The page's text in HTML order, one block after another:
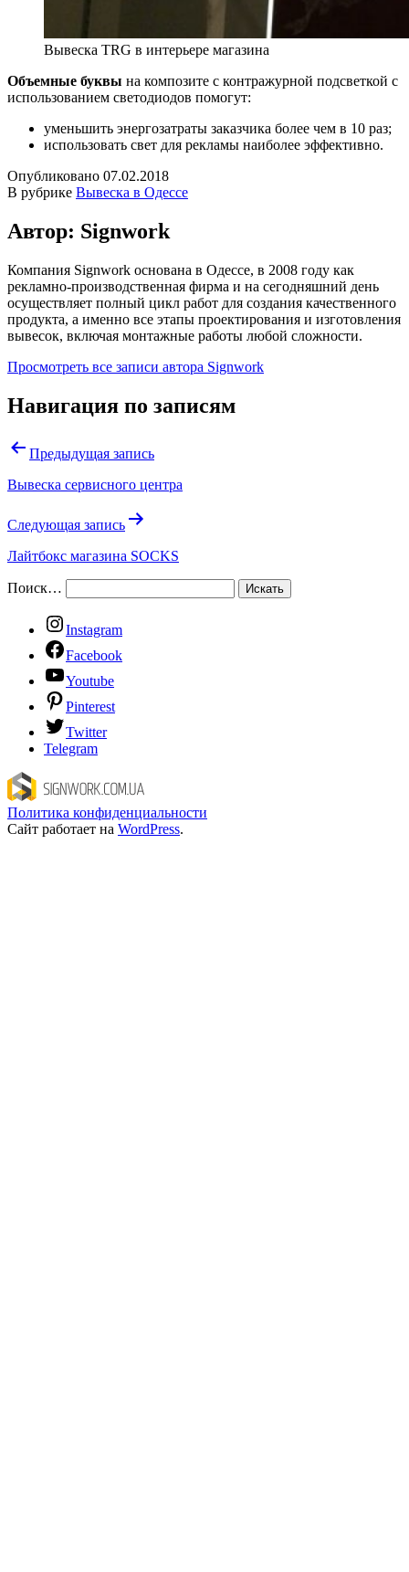
Вывеска TRG в интерьере магазина
Объемные буквы на композите с контражурной подсветкой с
использованием светодиодов помогут:
уменьшить энергозатраты заказчика более чем в 10 раз;
использовать свет для рекламы наиболее эффективно.
Опубликовано 07.02.2018
В рубрике Вывеска в Одессе
Автор: Signwork
Компания Signwork основана в Одессе, в 2008 году как
рекламно-производственная фирма и на сегодняшний день
осуществляет полный цикл работ для создания качественного
продукта, а именно все этапы проектирования и изготовления
вывесок, включая монтажные работы любой сложности.
Просмотреть все записи автора Signwork
Навигация по записям
Предыдущая запись
Вывеска сервисного центра
Следующая запись
Лайтбокс магазина SOCKS
Поиск…
Instagram
Facebook
Youtube
Pinterest
Twitter
Telegram
Политика конфиденциальности
Сайт работает на WordPress.